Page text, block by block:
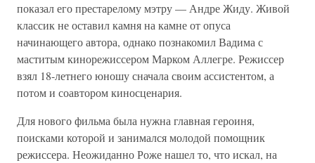
показал его престарелому мэтру — Андре Жиду. Живой
классик не оставил камня на камне от опуса
начинающего автора, однако познакомил Вадима с
маститым кинорежиссером Марком Аллегре. Режиссер
взял 18-летнего юношу сначала своим ассистентом, а
потом и соавтором киносценария.
Для нового фильма была нужна главная героиня,
поисками которой и занимался молодой помощник
режиссера. Неожиданно Роже нашел то, что искал, на